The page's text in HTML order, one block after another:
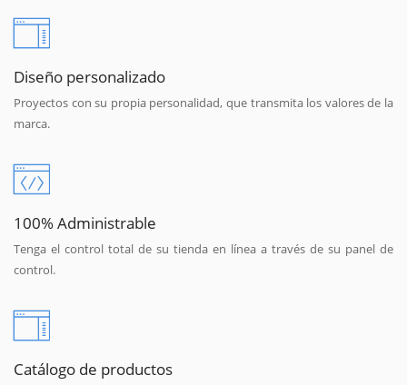
Diseño personalizado
Proyectos con su propia personalidad, que transmita los valores de la
marca.
100% Administrable
Tenga el control total de su tienda en línea a través de su panel de
control.
Catálogo de productos